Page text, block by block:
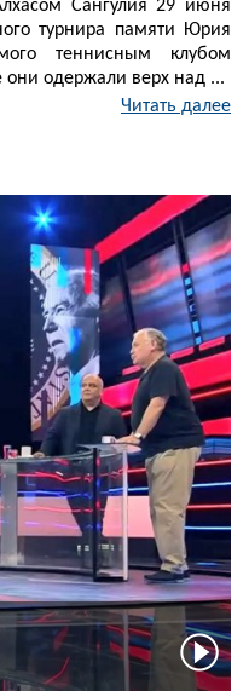
Сангулия 29 июня
турнира памяти Юрия
теннисным клубом
одержали верх над ...
Читать далее